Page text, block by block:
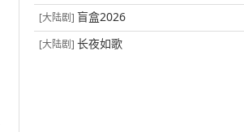
[大陆剧] 盲盒2026
[大陆剧] 长夜如歌